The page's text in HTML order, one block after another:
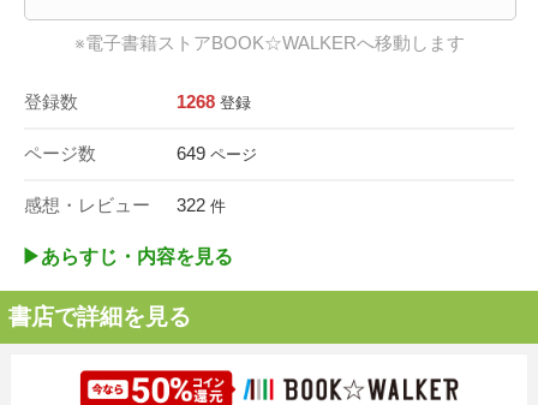
※電子書籍ストアBOOK☆WALKERへ移動します
登録数 1268 登録
ページ数 649 ページ
感想・レビュー 322 件
▶︎あらすじ・内容を見る
書店で詳細を見る